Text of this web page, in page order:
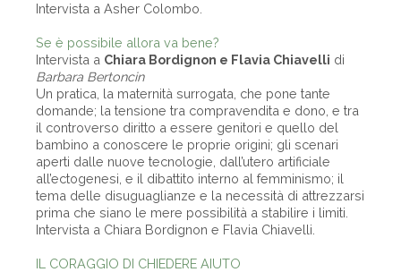
Intervista a Asher Colombo.
Se è possibile allora va bene?
Intervista a Chiara Bordignon e Flavia Chiavelli di
Barbara Bertoncin
Un pratica, la maternità surrogata, che pone tante
domande; la tensione tra compravendita e dono, e tra
il controverso diritto a essere genitori e quello del
bambino a conoscere le proprie origini; gli scenari
aperti dalle nuove tecnologie, dall’utero artificiale
all’ectogenesi, e il dibattito interno al femminismo; il
tema delle disuguaglianze e la necessità di attrezzarsi
prima che siano le mere possibilità a stabilire i limiti.
Intervista a Chiara Bordignon e Flavia Chiavelli.
IL CORAGGIO DI CHIEDERE AIUTO